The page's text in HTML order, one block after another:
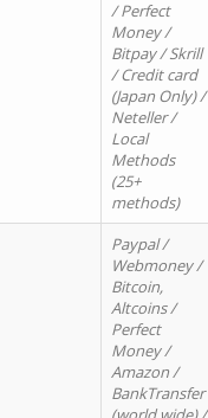
/ Perfect
Money /
Bitpay / Skrill
/ Credit card
(Japan Only) /
Neteller /
Local
Methods
(25+
methods)
Paypal /
Webmoney /
Bitcoin,
Altcoins /
Perfect
Money /
Amazon /
BankTransfer